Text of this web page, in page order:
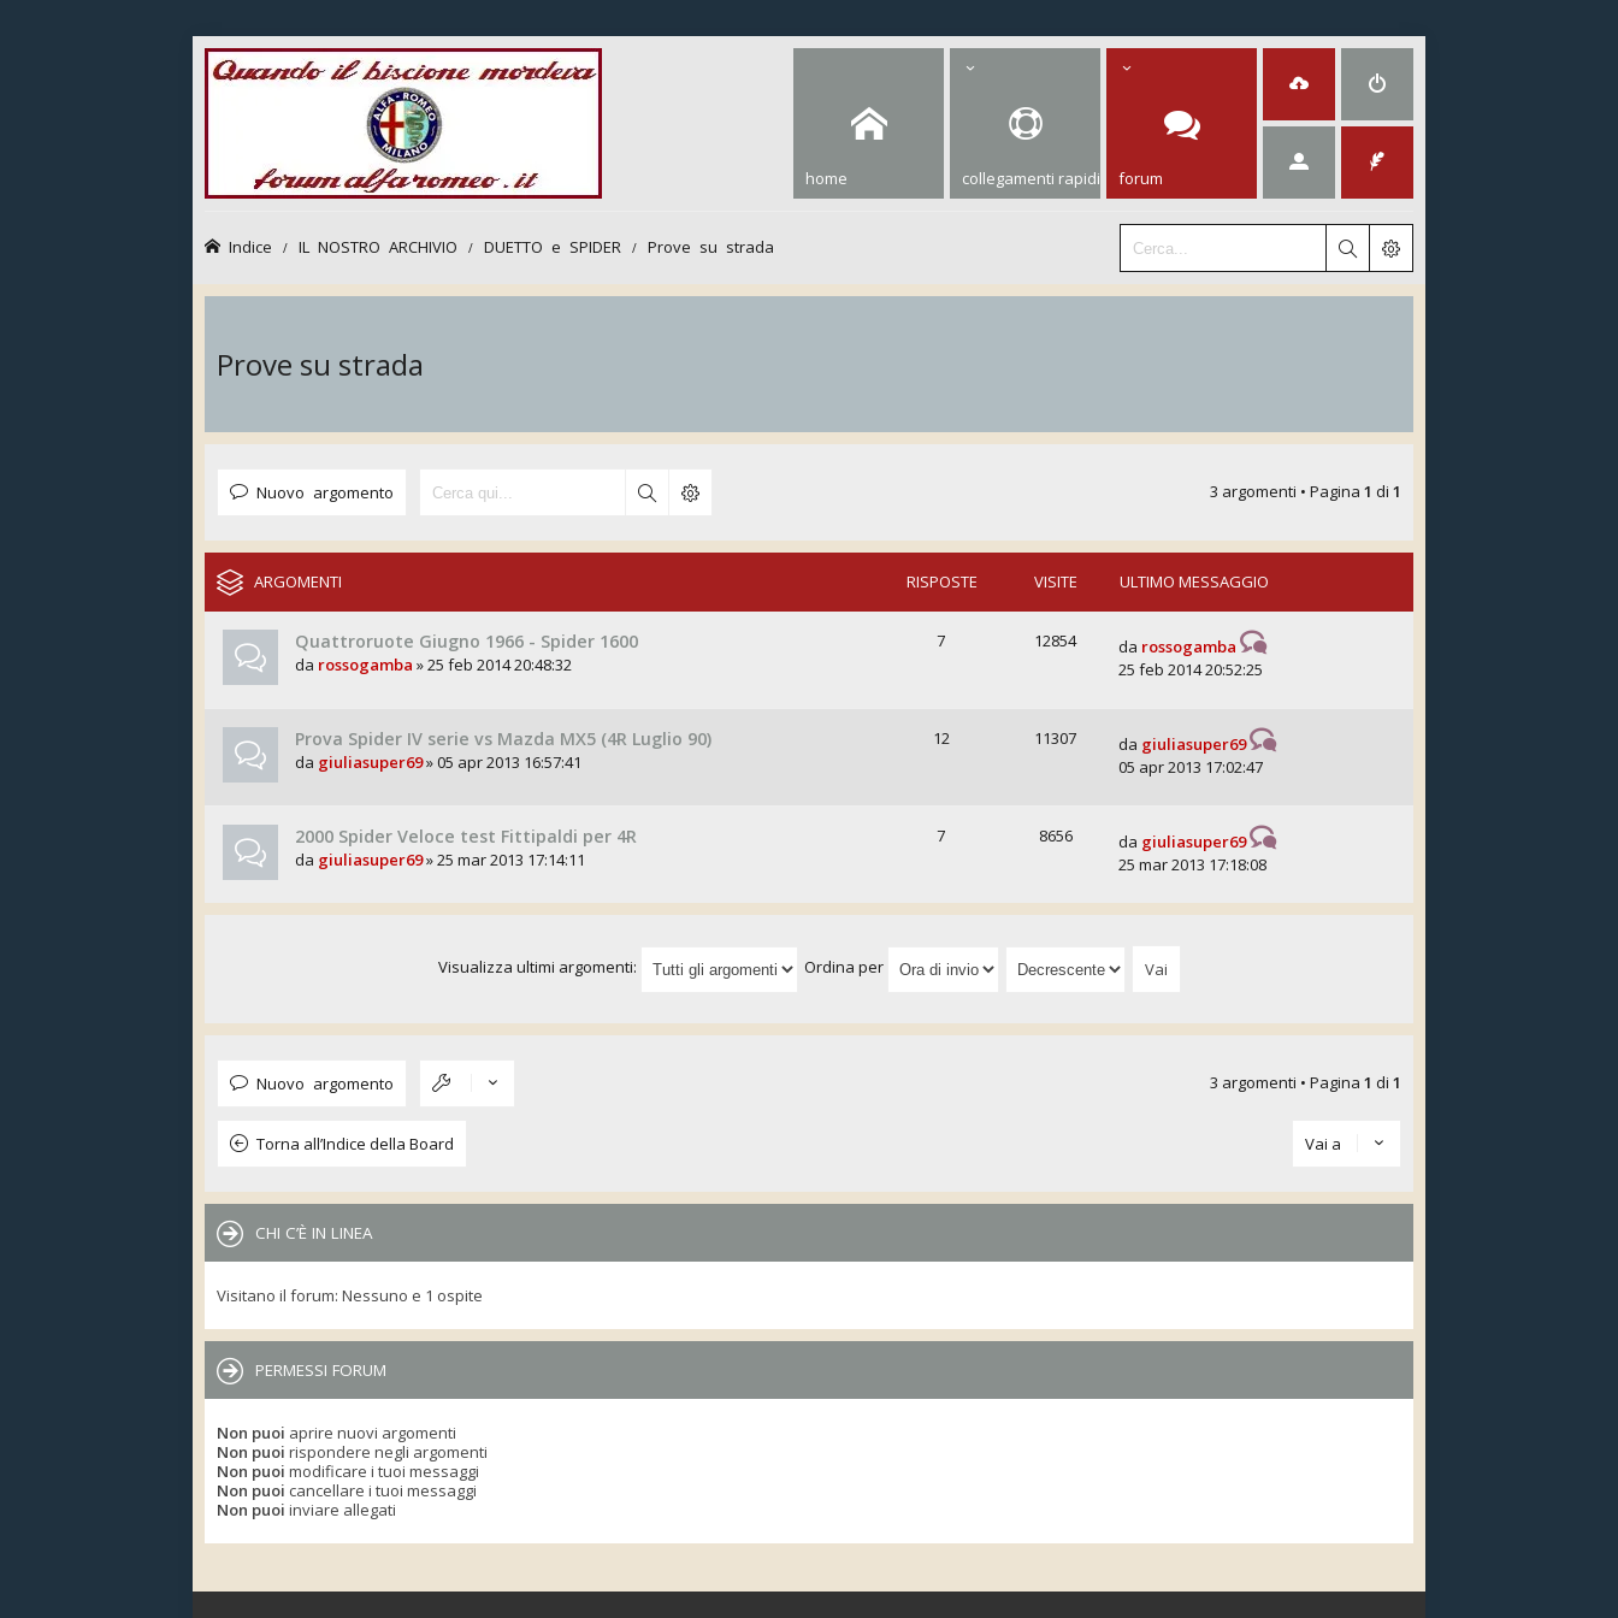
home collegamenti rapidi forum
Indice IL NOSTRO ARCHIVIO DUETTO e SPIDER Prove su strada
Prove su strada
Nuovo argomento 3 argomenti • Pagina 1 di 1
ARGOMENTI RISPOSTE VISITE ULTIMO MESSAGGIO
Quattroruote Giugno 1966 - Spider 1600
da rossogamba » 25 feb 2014 20:48:32
7 12854 da rossogamba
25 feb 2014 20:52:25
Prova Spider IV serie vs Mazda MX5 (4R Luglio 90)
da giuliasuper69» 05 apr 2013 16:57:41
12 11307 da giuliasuper69
05 apr 2013 17:02:47
2000 Spider Veloce test Fittipaldi per 4R
da giuliasuper69» 25 mar 2013 17:14:11
7 8656 da giuliasuper69
25 mar 2013 17:18:08
Visualizza ultimi argomenti: Ordina per
Nuovo argomento 3 argomenti • Pagina 1 di 1
Torna all’Indice della Board Vai a
CHI C’È IN LINEA
Visitano il forum: Nessuno e 1 ospite
PERMESSI FORUM
Non puoi aprire nuovi argomenti
Non puoi rispondere negli argomenti
Non puoi modificare i tuoi messaggi
Non puoi cancellare i tuoi messaggi
Non puoi inviare allegati